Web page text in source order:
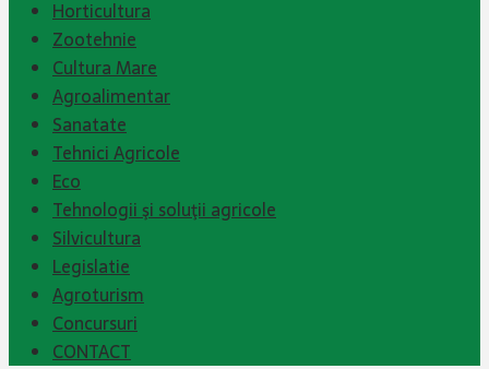
Horticultura
Zootehnie
Cultura Mare
Agroalimentar
Sanatate
Tehnici Agricole
Eco
Tehnologii şi soluţii agricole
Silvicultura
Legislatie
Agroturism
Concursuri
CONTACT